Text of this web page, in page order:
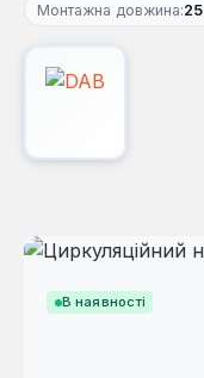
Монтажна довжина:
В наявності
Пропустити